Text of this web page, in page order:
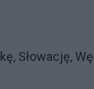
Słowację,